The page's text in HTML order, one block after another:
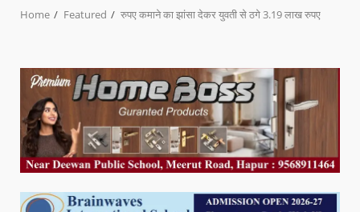
Home Featured रुपए कमाने का झांसा देकर युवती से ठगे 3.19 लाख रुपए